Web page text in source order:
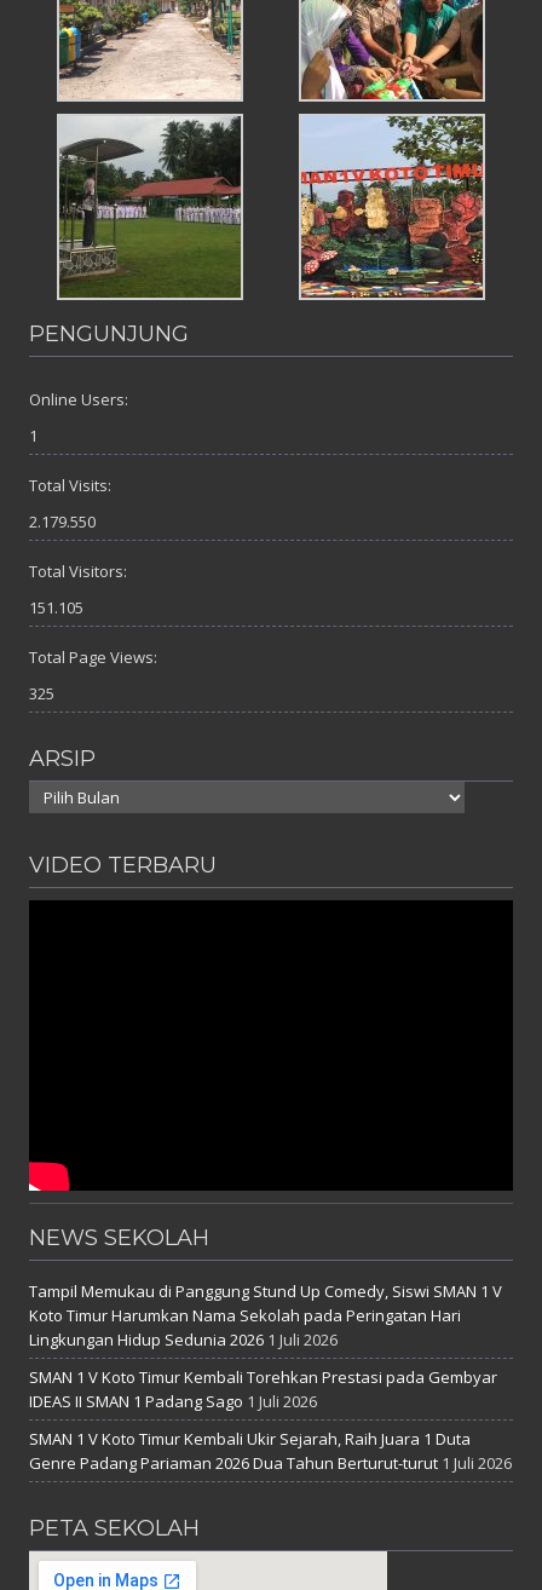
PENGUNJUNG
Online Users:
1
Total Visits:
2.179.550
Total Visitors:
151.105
Total Page Views:
325
ARSIP
Arsip
VIDEO TERBARU
NEWS SEKOLAH
Tampil Memukau di Panggung Stund Up Comedy, Siswi SMAN 1 V
Koto Timur Harumkan Nama Sekolah pada Peringatan Hari
Lingkungan Hidup Sedunia 2026 1 Juli 2026
SMAN 1 V Koto Timur Kembali Torehkan Prestasi pada Gembyar
IDEAS II SMAN 1 Padang Sago 1 Juli 2026
SMAN 1 V Koto Timur Kembali Ukir Sejarah, Raih Juara 1 Duta
Genre Padang Pariaman 2026 Dua Tahun Berturut-turut 1 Juli 2026
PETA SEKOLAH